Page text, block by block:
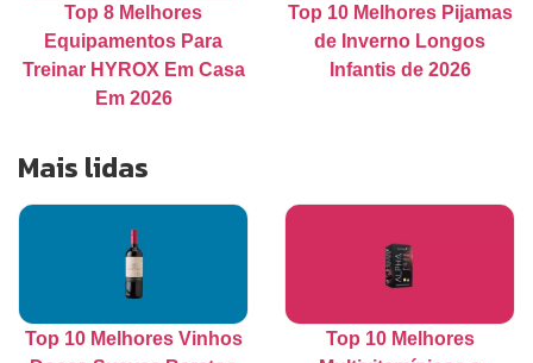
Top 8 Melhores
Equipamentos Para
Treinar HYROX Em Casa
Em 2026
Top 10 Melhores Pijamas
de Inverno Longos
Infantis de 2026
Mais lidas
Top 10 Melhores Vinhos
Top 10 Melhores